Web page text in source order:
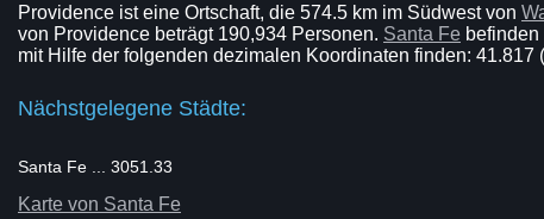
Providence ist eine Ortschaft, die 574.5 km im Südwest von
von Providence beträgt 190,934 Personen. Santa Fe
mit Hilfe der folgenden dezimalen Koordinaten finden: 41.817
Nächstgelegene Städte:
Santa Fe ... 3051.33
Karte von Santa Fe